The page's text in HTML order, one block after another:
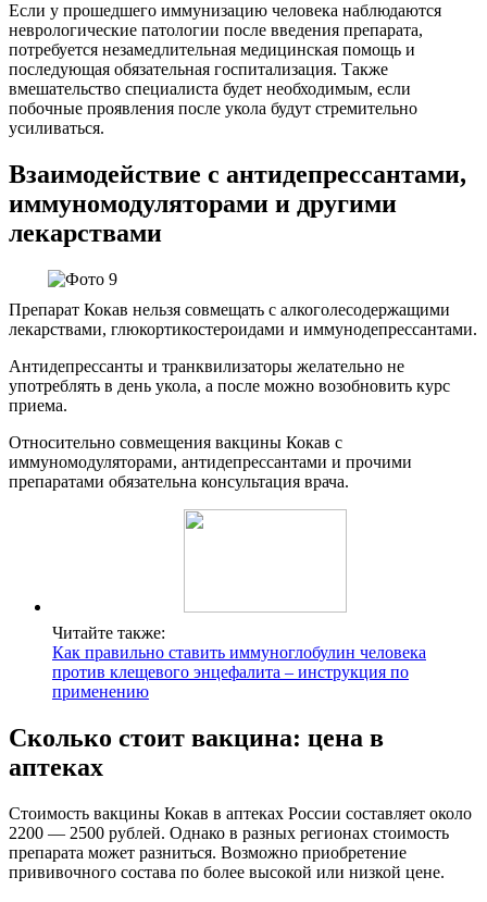
Если у прошедшего иммунизацию человека наблюдаются
неврологические патологии после введения препарата,
потребуется незамедлительная медицинская помощь и
последующая обязательная госпитализация. Также
вмешательство специалиста будет необходимым, если
побочные проявления после укола будут стремительно
усиливаться.
Взаимодействие с антидепрессантами,
иммуномодуляторами и другими
лекарствами
Препарат Кокав нельзя совмещать с алкоголесодержащими
лекарствами, глюкортикостероидами и иммунодепрессантами.
Антидепрессанты и транквилизаторы желательно не
употреблять в день укола, а после можно возобновить курс
приема.
Относительно совмещения вакцины Кокав с
иммуномодуляторами, антидепрессантами и прочими
препаратами обязательна консультация врача.
Читайте также:
Как правильно ставить иммуноглобулин человека
против клещевого энцефалита – инструкция по
применению
Сколько стоит вакцина: цена в
аптеках
Стоимость вакцины Кокав в аптеках России составляет около
2200 — 2500 рублей. Однако в разных регионах стоимость
препарата может разниться. Возможно приобретение
прививочного состава по более высокой или низкой цене.